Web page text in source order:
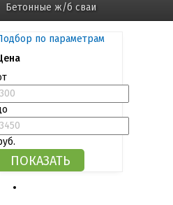
Бетонные ж/б сваи
по параметрам